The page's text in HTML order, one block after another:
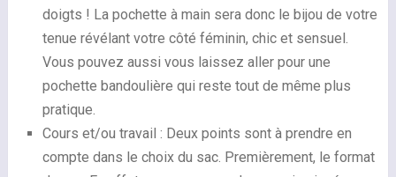
doigts ! La pochette à main sera donc le bijou de votre
tenue révélant votre côté féminin, chic et sensuel.
Vous pouvez aussi vous laissez aller pour une
pochette bandoulière qui reste tout de même plus
pratique.
Cours et/ou travail : Deux points sont à prendre en
compte dans le choix du sac. Premièrement, le format